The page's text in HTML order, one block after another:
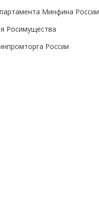
Минфина России
Росимущества
России